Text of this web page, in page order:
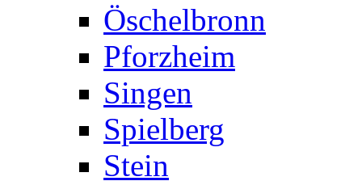
Öschelbronn
Pforzheim
Singen
Spielberg
Stein